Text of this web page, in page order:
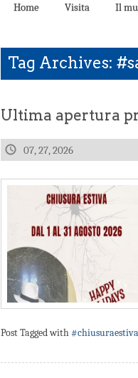
Home Visita Il
Tag Archives:
Ultima apertura
07, 27, 2026
Post Tagged with#chiusuraestiva